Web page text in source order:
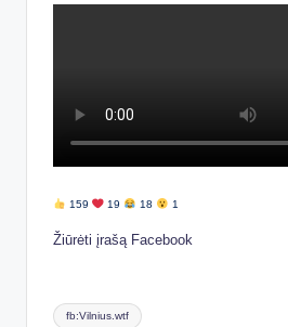
159 19 18 1
Žiūrėti įrašą Facebook
Tags:
fb:Vilnius.wtf